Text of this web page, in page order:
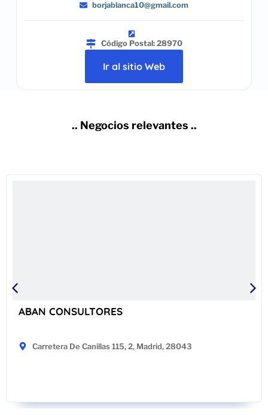
borjablanca10@gmail.com
Código Postal: 28970
Ir al sitio Web
.. Negocios relevantes ..
ABAN CONSULTORES
Carretera De Canillas 115, 2, Madrid, 28043